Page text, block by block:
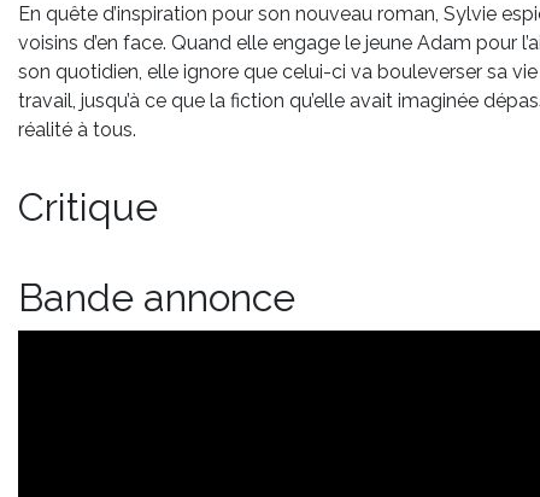
En quête d’inspiration pour son nouveau roman, Sylvie
voisins d’en face. Quand elle engage le jeune Adam pour
son quotidien, elle ignore que celui-ci va bouleverser sa
travail, jusqu’à ce que la fiction qu’elle avait imaginée
réalité à tous.
Critique
Bande annonce